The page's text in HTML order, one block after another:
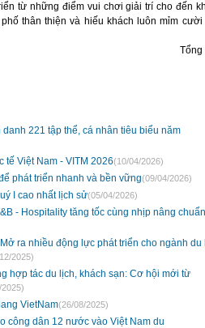
từ những điểm vui chơi giải trí cho đến
thân thiện và hiếu khách luôn mỉm cười
Tổng
221 tập thể, cá nhân tiêu biểu năm
tế Việt Nam - VITM 2026(10/04/2026)
phát triển nhanh và bền vững(09/04/2026)
I cao nhất lịch sử(05/04/2026)
- Hospitality tăng tốc cùng nhịp nâng chuẩn
ra nhiều động lực phát triển cho ngành du
2025)
hợp tác du lịch, khách sạn: Cơ hội mới từ
VietNam(26/08/2025)
công dân 12 nước vào Việt Nam du